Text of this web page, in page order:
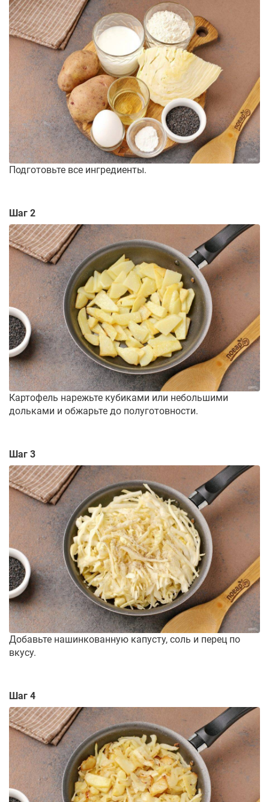
Подготовьте все ингредиенты.
Шаг 2
Картофель нарежьте кубиками или небольшими
дольками и обжарьте до полуготовности.
Шаг 3
Добавьте нашинкованную капусту, соль и перец по
вкусу.
Шаг 4